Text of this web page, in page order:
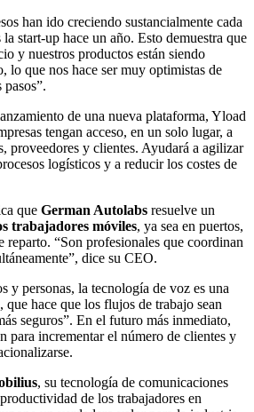
han ido creciendo sustancialmente cada
la start-up hace un año. Esto demuestra que
y nuestros productos están siendo
lo que nos hace ser muy optimistas de
de una nueva plataforma, Yload
tengan acceso, en un solo lugar, a
proveedores y clientes. Ayudará a agilizar
logísticos y a reducir los costes de
que German Autolabs resuelve un
trabajadores móviles, ya sea en puertos,
reparto. “Son profesionales que coordinan
dice su CEO.
y personas, la tecnología de voz es una
hace que los flujos de trabajo sean
seguros”. En el futuro más inmediato,
para incrementar el número de clientes y
, su tecnología de comunicaciones
de los trabajadores en